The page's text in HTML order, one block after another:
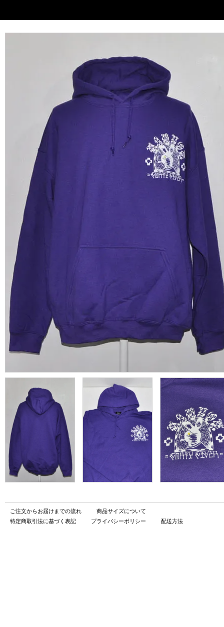
ご注文からお届けまでの流れ
商品サイズについて
特定商取引法に基づく表記
プライバシーポリシー 配送方法